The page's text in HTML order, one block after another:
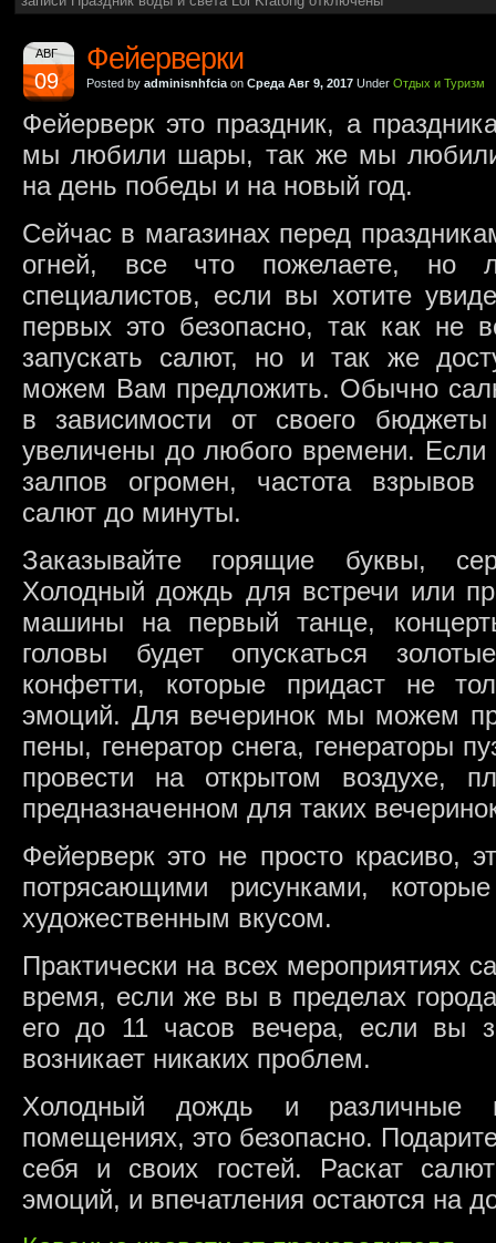
АВГ
09
Фейерверки
Posted by adminisnhfcia on Среда Авг 9, 2017 Under Отдых и Туризм
Фейерверк это праздник, а
мы любили шары, так же мы
на день победы и на новый год.
Сейчас в магазинах перед
огней, все что пожелаете, но
специалистов, если вы хотите
первых это безопасно, так как не
запускать салют, но и так же
можем Вам предложить. Обычно
в зависимости от своего
увеличены до любого времени.
залпов огромен, частота
салют до минуты.
Заказывайте горящие буквы,
Холодный дождь для встречи или
машины на первый танце,
головы будет опускаться
конфетти, которые придаст не
эмоций. Для вечеринок мы можем
пены, генератор снега, генераторы
провести на открытом воздухе,
предназначенном для таких
Фейерверк это не просто красиво,
потрясающими рисунками,
художественным вкусом.
Практически на всех мероприятиях
время, если же вы в пределах
его до 11 часов вечера, если вы
возникает никаких проблем.
Холодный дождь и различные
помещениях, это безопасно.
себя и своих гостей. Раскат
эмоций, и впечатления остаются на